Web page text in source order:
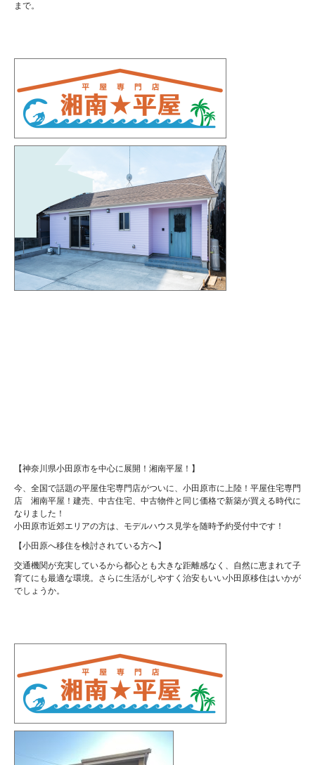
まで。
【神奈川県小田原市を中心に展開！湘南平屋！】
今、全国で話題の平屋住宅専門店がついに、小田原市に上陸！平屋住宅専門
店 湘南平屋！建売、中古住宅、中古物件と同じ価格で新築が買える時代に
なりました！
小田原市近郊エリアの方は、モデルハウス見学を随時予約受付中です！
【小田原へ移住を検討されている方へ】
交通機関が充実しているから都心とも大きな距離感なく、自然に恵まれて子
育てにも最適な環境。さらに生活がしやすく治安もいい小田原移住はいかが
でしょうか。